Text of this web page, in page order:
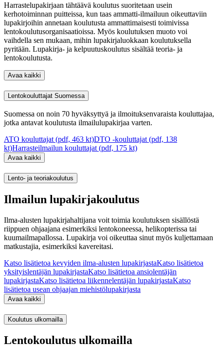
Harrastelupakirjaan tähtäävä koulutus suoritetaan usein
kerhotoiminnan puitteissa, kun taas ammatti-ilmailuun oikeuttaviin
lupakirjoihin annetaan koulutusta ammattimaisesti toimivissa
lentokoulutusorganisaatioissa. Myös koulutuksen muoto voi
vaihdella sen mukaan, mihin lupakirjaluokkaan koulutuksella
pyritään. Lupakirja- ja kelpuutuskoulutus sisältää teoria- ja
lentokoulutusta.
Avaa kaikki
Lentokouluttajat Suomessa
Suomessa on noin 70 hyväksyttyä ja ilmoituksenvaraista kouluttajaa,
jotka antavat koulutusta ilmailulupakirjaa varten.
ATO kouluttajat (pdf, 463 kt)DTO -kouluttajat (pdf, 138
kt)Harrasteilmailun kouluttajat (pdf, 175 kt)
Avaa kaikki
Lento- ja teoriakoulutus
Ilmailun lupakirjakoulutus
Ilma-alusten lupakirjahaltijana voit toimia koulutuksen sisällöstä
riippuen ohjaajana esimerkiksi lentokoneessa, helikopterissa tai
kuumailmapallossa. Lupakirja voi oikeuttaa sinut myös kuljettamaan
matkustajia, esimerkiksi kavereitasi.
Katso lisätietoa kevyiden ilma-alusten lupakirjastaKatso lisätietoa
yksityislentäjän lupakirjastaKatso lisätietoa ansiolentäjän
lupakirjastaKatso lisätietoa liikennelentäjän lupakirjastaKatso
lisätietoa usean ohjaajan miehistölupakirjasta
Avaa kaikki
Koulutus ulkomailla
Lentokoulutus ulkomailla